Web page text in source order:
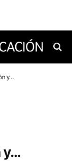
y…
y…